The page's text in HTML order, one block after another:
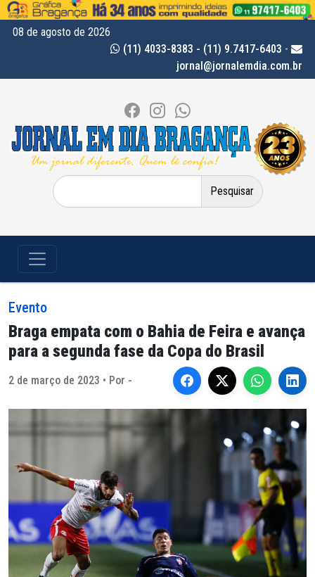
08 de agosto de 2026
(11) 4033-8383 - (11) 9.7417-6403 -
jornal@jornalemdia.com.br
Pesquisar
por:
Evento
Braga empata com o Bahia de Feira e avança
para a segunda fase da Copa do Brasil
2 de março de 2023 • Por -